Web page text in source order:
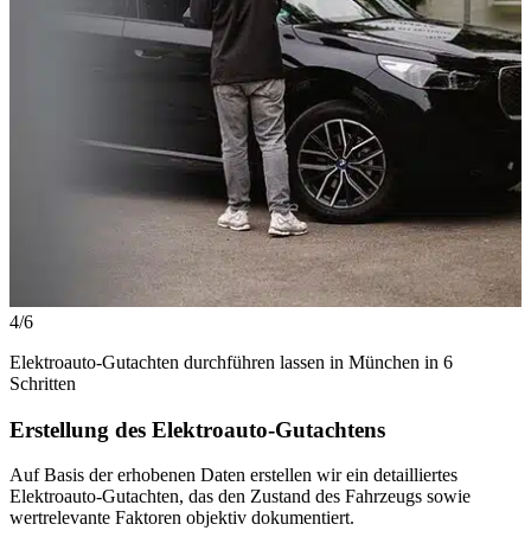
4/6
Elektroauto-Gutachten durchführen lassen in München in 6
Schritten
Erstellung des Elektroauto-Gutachtens
Auf Basis der erhobenen Daten erstellen wir ein detailliertes
Elektroauto-Gutachten, das den Zustand des Fahrzeugs sowie
wertrelevante Faktoren objektiv dokumentiert.